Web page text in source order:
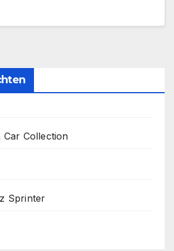
Car Collection
Sprinter